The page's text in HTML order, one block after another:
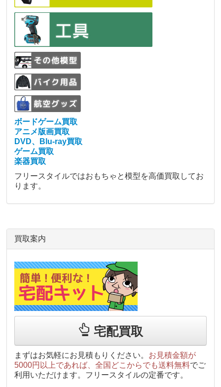
ボードゲーム買取
アニメ版画買取
DVD、Blu-ray買取
ゲーム買取
楽器買取
フリースタイルではおもちゃと模型を高価買取してお
ります。
買取案内
宅配買取
まずはお気軽にお見積もりください。 お見積金額が
5000円以上であれば、全国どこからでも送料無料でご
利用いただけます。フリースタイルの定番です。